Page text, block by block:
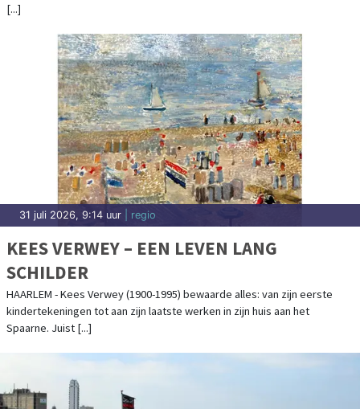
[...]
31 juli 2026, 9:14 uur | regio
KEES VERWEY – EEN LEVEN LANG
SCHILDER
HAARLEM - Kees Verwey (1900-1995) bewaarde alles: van zijn eerste
kindertekeningen tot aan zijn laatste werken in zijn huis aan het
Spaarne. Juist [...]